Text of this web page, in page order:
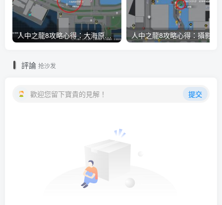
人中之龍8攻略心得：大海原證照學校21張證照必勝法 全考題200題答案整理
評論 抢沙发
歡迎您留下寶貴的見解！ 提交